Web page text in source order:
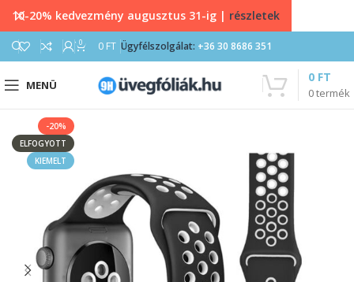
0 0 FT Ügyfélszolgálat: +36 30 8686 351
MENÜ
0termék
0 FT
-20%
ELFOGYOTT
KIEMELT
10-20% kedvezmény augusztus 31-ig | részletek